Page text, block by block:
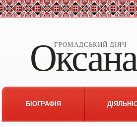
ГРОМАДСЬКИЙ ДІЯЧ
БІОГРАФІЯ